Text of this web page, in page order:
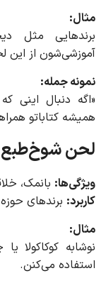
مثال:
برندهایی مثل
آموزشی‌شون از این
نمونه جمله:
«اگه دنبال اینی
همیشه کتاباتو
لحن شوخ‌طبع
ویژگی‌ها: بانمک،
کاربرد: برندهای
مثال:
نوشابه کوکاکولا
استفاده می‌کنن.